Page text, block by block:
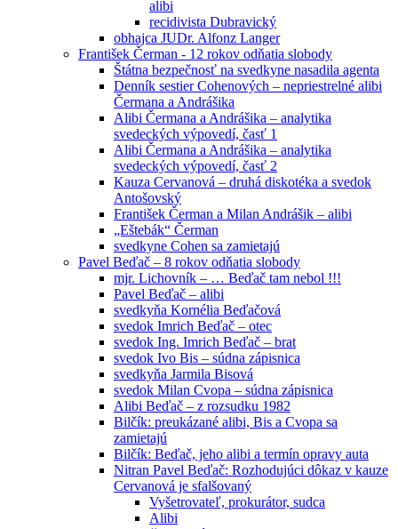
alibi
recidivista Dubravický
obhajca JUDr. Alfonz Langer
František Čerman - 12 rokov odňatia slobody
Štátna bezpečnosť na svedkyne nasadila agenta
Denník sestier Cohenových – nepriestrelné alibi
Čermana a Andrášika
Alibi Čermana a Andrášika – analytika
svedeckých výpovedí, časť 1
Alibi Čermana a Andrášika – analytika
svedeckých výpovedí, časť 2
Kauza Cervanová – druhá diskotéka a svedok
Antošovský
František Čerman a Milan Andrášik – alibi
„Eštebák“ Čerman
svedkyne Cohen sa zamietajú
Pavel Beďač – 8 rokov odňatia slobody
mjr. Lichovník – … Beďač tam nebol !!!
Pavel Beďač – alibi
svedkyňa Kornélia Beďačová
svedok Imrich Beďač – otec
svedok Ing. Imrich Beďač – brat
svedok Ivo Bis – súdna zápisnica
svedkyňa Jarmila Bisová
svedok Milan Cvopa – súdna zápisnica
Alibi Beďač – z rozsudku 1982
Bilčík: preukázané alibi, Bis a Cvopa sa
zamietajú
Bilčík: Beďač, jeho alibi a termín opravy auta
Nitran Pavel Beďač: Rozhodujúci dôkaz v kauze
Cervanová je sfalšovaný
Vyšetrovateľ, prokurátor, sudca
Alibi